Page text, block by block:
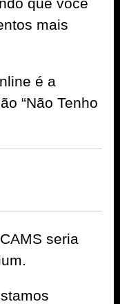
mais
é a
“Não Tenho
seria